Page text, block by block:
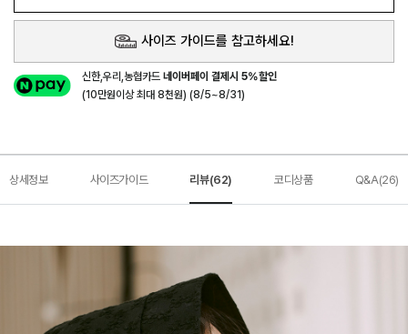
사이즈 가이드를 참고하세요!
신한,우리,농협카드네이버페이 결제시 5%할인
(10만원이상 최대 8천원) (8/5~8/31)
상세정보 사이즈가이드 리뷰(62) 코디상품 Q&A(26)